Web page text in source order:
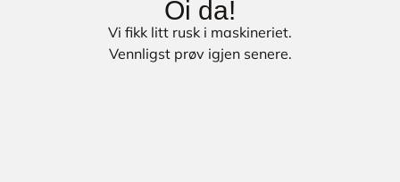
Oi da!
Vi fikk litt rusk i maskineriet.
Vennligst prøv igjen senere.